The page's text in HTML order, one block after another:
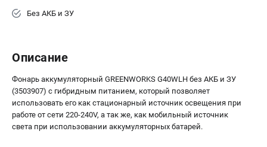
Принадлежности для цепных пил
ТЕЛЕФОН (ПОМОНА)
+7 (800) 550-70-46
Информация размещённая на сайте не является публичной
офертой.
Без АКБ и ЗУ
Описание
Фонарь аккумуляторный GREENWORKS G40WLH без АКБ и ЗУ
(3503907) с гибридным питанием, который позволяет
использовать его как стационарный источник освещения при
работе от сети 220-240V, а так же, как мобильный источник
света при использовании аккумуляторных батарей.